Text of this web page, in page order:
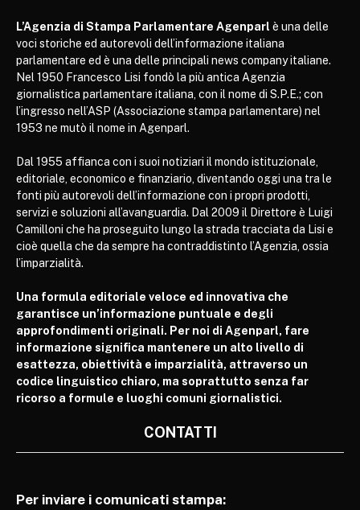
L’Agenzia di Stampa Parlamentare Agenparl è una delle
voci storiche ed autorevoli dell’informazione italiana
parlamentare ed è una delle principali news company italiane.
Nel 1950 Francesco Lisi fondò la più antica Agenzia
giornalistica parlamentare italiana, con il nome di S.P.E.; con
l’ingresso nell’ASP (Associazione stampa parlamentare) nel
1953 ne mutò il nome in Agenparl.
Dal 1955 affianca con i suoi notiziari il mondo istituzionale,
editoriale, economico e finanziario, diventando oggi una tra le
fonti più autorevoli dell’informazione con i propri prodotti,
servizi e soluzioni all’avanguardia. Dal 2009 il Direttore è Luigi
Camilloni che ha proseguito lungo la strada tracciata da Lisi e
cioè quella che da sempre ha contraddistinto l’Agenzia, ossia
l’imparzialità.
Una formula editoriale veloce ed innovativa che
garantisce un’informazione puntuale e degli
approfondimenti originali. Per noi di Agenparl, fare
informazione significa mantenere un alto livello di
esattezza, obiettività e imparzialità, attraverso un
codice linguistico chiaro, ma soprattutto senza far
ricorso a formule e luoghi comuni giornalistici.
CONTATTI
Per inviare i comunicati stampa: